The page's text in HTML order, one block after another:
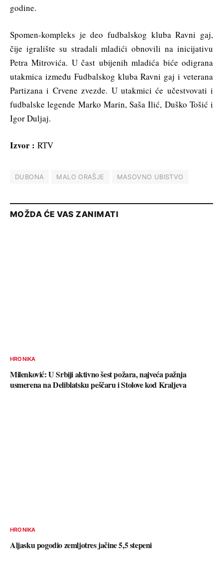
godine.
Spomen-kompleks je deo fudbalskog kluba Ravni gaj,
čije igralište su stradali mladići obnovili na inicijativu
Petra Mitrovića. U čast ubijenih mladića biće odigrana
utakmica između Fudbalskog kluba Ravni gaj i veterana
Partizana i Crvene zvezde. U utakmici će učestvovati i
fudbalske legende Marko Marin, Saša Ilić, Duško Tošić i
Igor Duljaj.
Izvor : RTV
DUBONA MALO ORAŠJE MASOVNO UBISTVO
MOŽDA ĆE VAS ZANIMATI
HRONIKA
Milenković: U Srbiji aktivno šest požara, najveća pažnja
usmerena na Deliblatsku peščaru i Stolove kod Kraljeva
HRONIKA
Aljasku pogodio zemljotres jačine 5,5 stepeni